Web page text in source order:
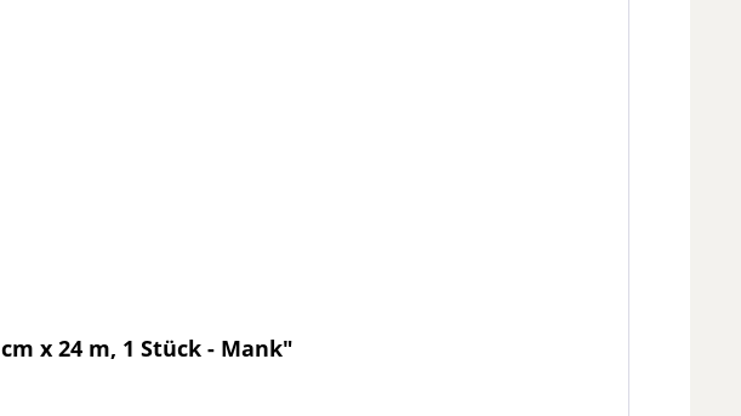
x 24 m, 1 Stück - Mank"